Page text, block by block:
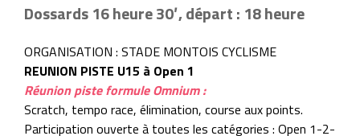
Dossards 16 heure 30′, départ : 18 heure
ORGANISATION : STADE MONTOIS CYCLISME
REUNION PISTE U15 à Open 1
Réunion piste formule Omnium :
Scratch, tempo race, élimination, course aux points.
Participation ouverte à toutes les catégories : Open 1-2-